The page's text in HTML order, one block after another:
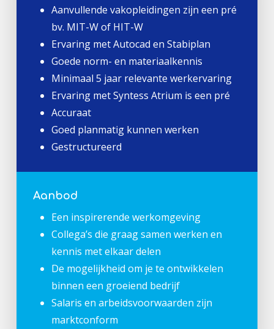
Aanvullende vakopleidingen zijn een pré
bv. MIT-W of HIT-W
Ervaring met Autocad en Stabiplan
Goede norm- en materiaalkennis
Minimaal 5 jaar relevante werkervaring
Ervaring met Syntess Atrium is een pré
Accuraat
Goed planmatig kunnen werken
Gestructureerd
Aanbod
Een inspirerende werkomgeving
Collega’s die graag samen werken en
kennis met elkaar delen
De mogelijkheid om je te ontwikkelen
binnen een groeiend bedrijf
Salaris en arbeidsvoorwaarden zijn
marktconform